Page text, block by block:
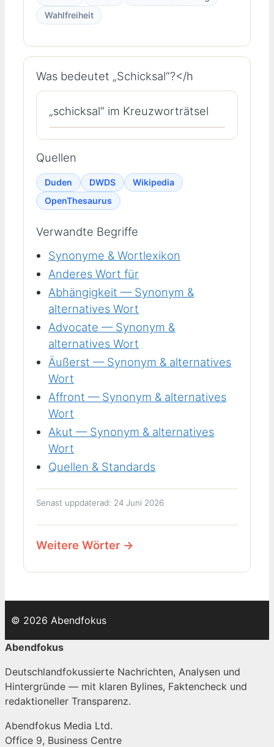
Wahlfreiheit
Was bedeutet „Schicksal“?</h
„schicksal“ im Kreuzworträtsel
Quellen
Duden DWDS
Wikipedia
OpenThesaurus
Verwandte Begriffe
Synonyme & Wortlexikon
Anderes Wort für
Abhängigkeit — Synonym &
alternatives Wort
Advocate — Synonym &
alternatives Wort
Äußerst — Synonym & alternatives
Wort
Affront — Synonym & alternatives
Wort
Akut — Synonym & alternatives
Wort
Quellen & Standards
Senast uppdaterad: 24 Juni 2026
Weitere Wörter →
© 2026 Abendfokus
Abendfokus
Deutschlandfokussierte Nachrichten, Analysen und
Hintergründe — mit klaren Bylines, Faktencheck und
redaktioneller Transparenz.
Abendfokus Media Ltd.
Office 9, Business Centre